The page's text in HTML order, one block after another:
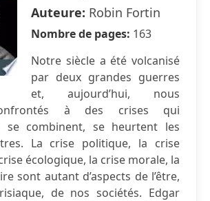
Auteure: Robin Fortin
Nombre de pages: 163
Notre siècle a été volcanisé
par deux grandes guerres
et, aujourd’hui, nous
à des crises qui
se combinent, se heurtent les
La crise politique, la crise
écologique, la crise morale, la
sont autant d’aspects de l’être,
de nos sociétés. Edgar